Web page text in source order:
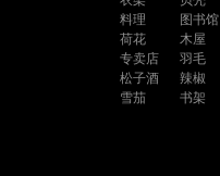
料理
图书馆
荷花
木屋
专卖店
羽毛
松子酒
辣椒
雪茄
书架